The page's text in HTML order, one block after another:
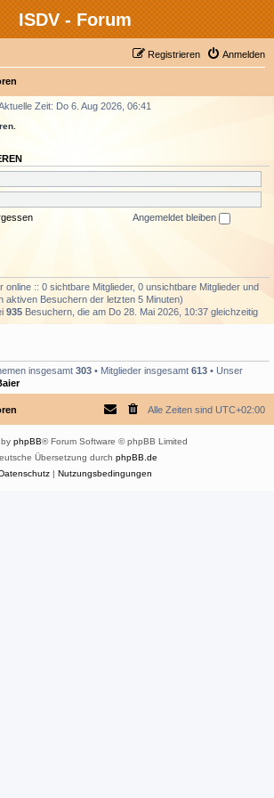
ISDV - Forum
Anmelden
Registrieren
Zeit: Do 6. Aug 2026, 06:41
Angemeldet bleiben
online :: 0 sichtbare Mitglieder, 0 unsichtbare Mitglieder und
aktiven Besuchern der letzten 5 Minuten)
935 Besuchern, die am Do 28. Mai 2026, 10:37 gleichzeitig
insgesamt 303 • Mitglieder insgesamt 613 • Unser
Alle Zeiten sind UTC+02:00
phpBB® Forum Software © phpBB Limited
Übersetzung durch phpBB.de
| Nutzungsbedingungen